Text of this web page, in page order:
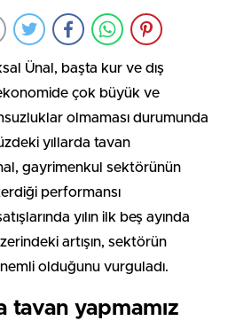
Ünal, başta kur ve dış
çok büyük ve
olmaması durumunda
yıllarda tavan
gayrimenkul sektörünün
performansı
yılın ilk beş ayında
artışın, sektörün
olduğunu vurguladı.
tavan yapmamız